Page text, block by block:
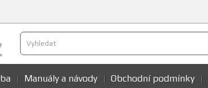
Manuály a návody Obchodní podmínky